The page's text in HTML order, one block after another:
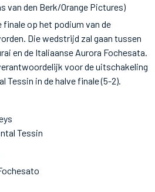
finale op het podium van de
Die wedstrijd zal gaan tussen
en de Italiaanse Aurora Fochesata.
voor de uitschakeling
Tessin in de halve finale (5-2).
Tessin